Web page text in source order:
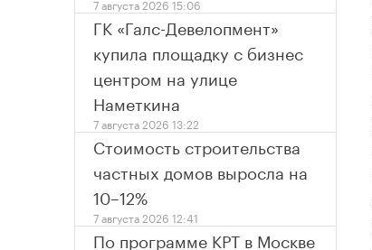
7 августа 2026 15:06
ГК «Галс-Девелопмент»
купила площадку с бизнес
центром на улице
Наметкина
7 августа 2026 13:22
Стоимость строительства
частных домов выросла на
10–12%
7 августа 2026 12:41
По программе КРТ в Москве